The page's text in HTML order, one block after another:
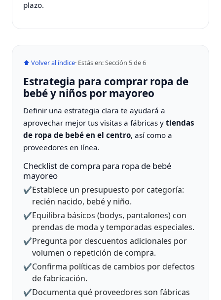
plazo.
⬆ Volver al índice· Estás en: Sección 5 de 6
Estrategia para comprar ropa de
bebé y niños por mayoreo
Definir una estrategia clara te ayudará a
aprovechar mejor tus visitas a fábricas ytiendas
de ropa de bebé en el centro, así como a
proveedores en línea.
Checklist de compra para ropa de bebé
mayoreo
✔️Establece un presupuesto por categoría:
recién nacido, bebé y niño.
✔️Equilibra básicos (bodys, pantalones) con
prendas de moda y temporadas especiales.
✔️Pregunta por descuentos adicionales por
volumen o repetición de compra.
✔️Confirma políticas de cambios por defectos
de fabricación.
✔️Documenta qué proveedores son fábricas